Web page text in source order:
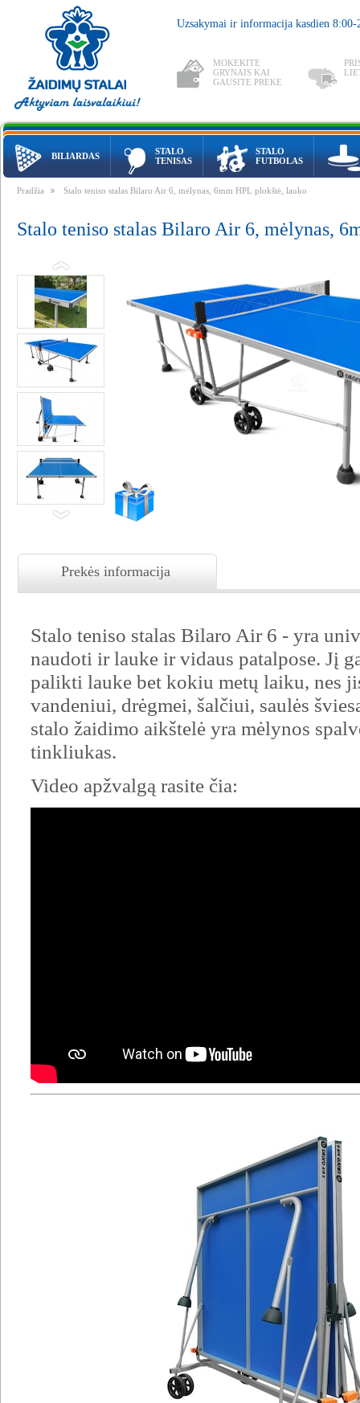
Uzsakymai ir informacija kasdien
MOKEKITE
GRYNAIS KAI
GAUSITE PREKE
BILIARDAS
STALO
TENISAS
STALO
FUTBOLAS
Pradžia Stalo teniso stalas Bilaro Air 6, mėlynas, 6mm HPL plokštė, lauko
Stalo teniso stalas Bilaro Air 6, mėlynas,
Prekės informacija
Stalo teniso stalas Bilaro Air 6 - yra
naudoti ir lauke ir vidaus patalpose. Jį
palikti lauke bet kokiu metų laiku, nes
vandeniui, drėgmei, šalčiui, saulės
stalo žaidimo aikštelė yra mėlynos
tinkliukas.
Video apžvalgą rasite čia: